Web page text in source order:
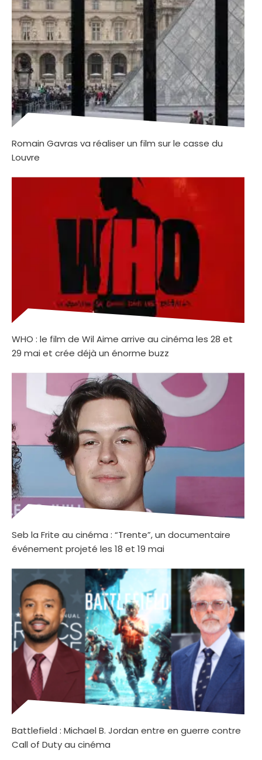
Romain Gavras va réaliser un film sur le casse du
Louvre
WHO : le film de Wil Aime arrive au cinéma les 28 et
29 mai et crée déjà un énorme buzz
Seb la Frite au cinéma : “Trente”, un documentaire
événement projeté les 18 et 19 mai
Battlefield : Michael B. Jordan entre en guerre contre
Call of Duty au cinéma